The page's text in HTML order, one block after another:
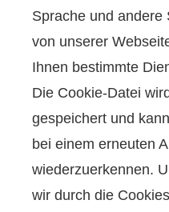
Sprache und andere
von unserer
Ihnen bestimmte
Die Cookie-Datei
gespeichert und
bei einem erneuten
wiederzuerkennen.
wir durch die